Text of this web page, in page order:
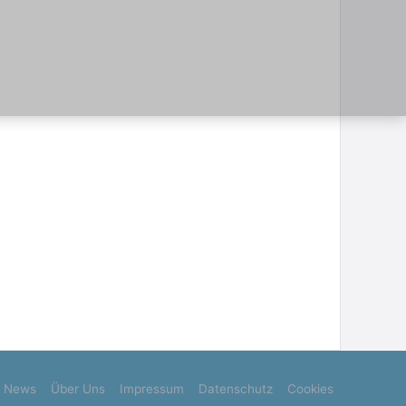
News Über Uns Impressum Datenschutz Cookies